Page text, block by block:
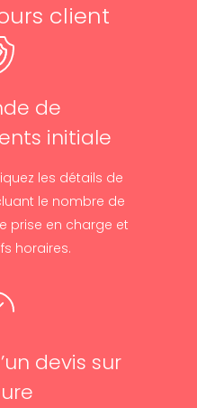
client
de
initiale
les détails de
le nombre de
prise en charge et
horaires.
devis sur